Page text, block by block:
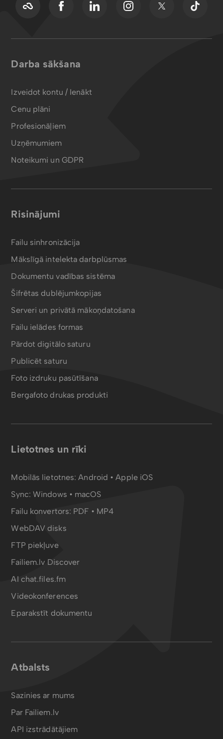
Darba sākšana
Izveidot kontu / Ienākt
Cenu plāni
Profesionāļiem
Uzņēmumiem
Noteikumi un GDPR
Risinājumi
Failu sinhronizācija
Mākslīgā intelekta darbplūsmas
Dokumentu vadības sistēma
Šifrētas dublējumkopijas
Serveri un privātā mākoņdatošana
Failu ielādes formas
Pārdot digitālo saturu
Publicēt saturu
Foto izdruku pasūtīšana
Bergafoto drukas produkti
Lietotnes un rīki
Mobilās lietotnes:Android •Apple iOS
Sync:Windows • macOS
Failu konvertors: PDF • MP4
WebDAV disks
FTP piekļuve
Failiem.lv Discover
AI chat.files.fm
Videokonferences
Eparakstīt dokumentu
Atbalsts
Sazinies ar mums
Par Failiem.lv
API izstrādātājiem